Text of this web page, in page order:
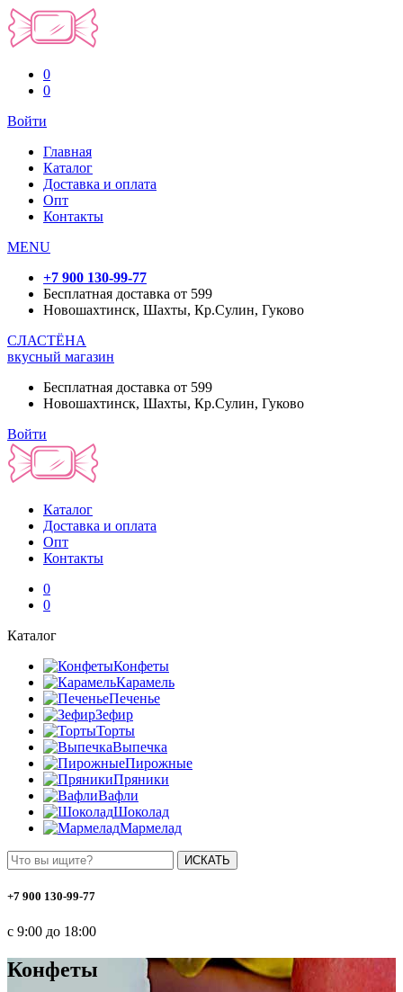
0
0
Войти
Главная
Каталог
Доставка и оплата
Опт
Контакты
MENU
+7 900 130-99-77
Бесплатная доставка от 599
Новошахтинск, Шахты, Кр.Сулин, Гуково
СЛАСТЁНА
вкусный магазин
Бесплатная доставка от 599
Новошахтинск, Шахты, Кр.Сулин, Гуково
Войти
Каталог
Доставка и оплата
Опт
Контакты
0
0
Каталог
Конфеты
Карамель
Печенье
Зефир
Торты
Выпечка
Пирожные
Пряники
Вафли
Шоколад
Мармелад
ИСКАТЬ
+7 900 130-99-77
с 9:00 до 18:00
Конфеты